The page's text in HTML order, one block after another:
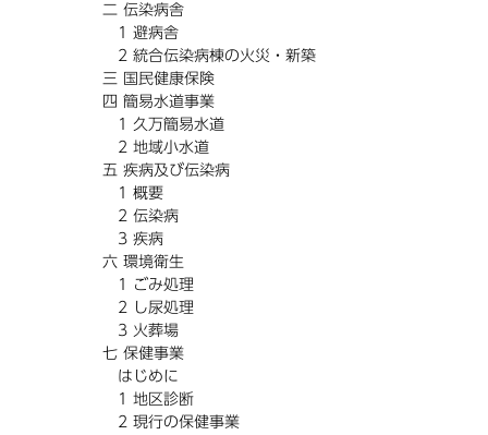
二 伝染病舎
1 避病舎
2 統合伝染病棟の火災・新築
三 国民健康保険
四 簡易水道事業
1 久万簡易水道
2 地域小水道
五 疾病及び伝染病
1 概要
2 伝染病
3 疾病
六 環境衛生
1 ごみ処理
2 し尿処理
3 火葬場
七 保健事業
はじめに
1 地区診断
2 現行の保健事業